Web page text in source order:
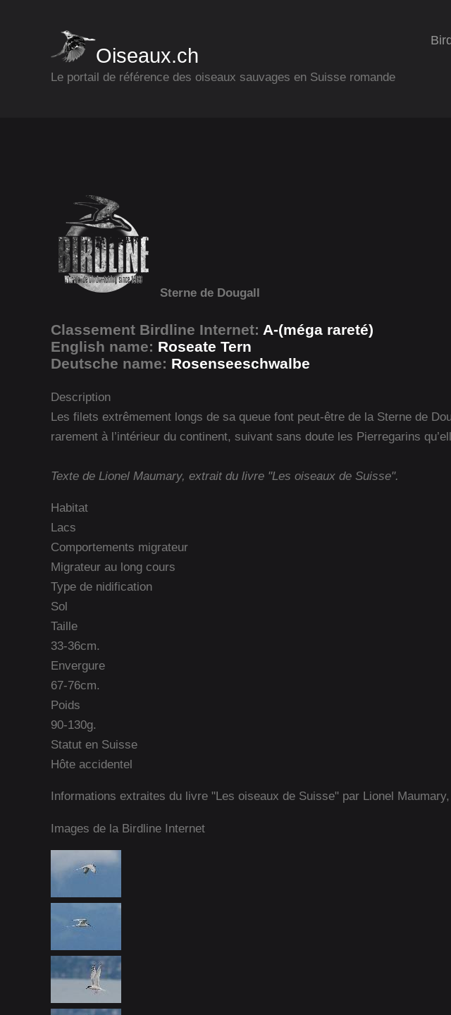
Oiseaux.ch
Le portail de référence des oiseaux sauvages en Suisse romande
Sterne de Dougall
Classement Birdline Internet: A-(méga rareté)
English name: Roseate Tern
Deutsche name: Rosenseeschwalbe
Description
Les filets extrêmement longs de sa queue font peut-être de la Sterne de
rarement à l’intérieur du continent, suivant sans doute les Pierregarins
Texte de Lionel Maumary, extrait du livre "Les oiseaux de Suisse".
Habitat
Lacs
Comportements migrateur
Migrateur au long cours
Type de nidification
Sol
Taille
33-36cm.
Envergure
67-76cm.
Poids
90-130g.
Statut en Suisse
Hôte accidentel
Informations extraites du livre "Les oiseaux de Suisse" par Lionel
Images de la Birdline Internet